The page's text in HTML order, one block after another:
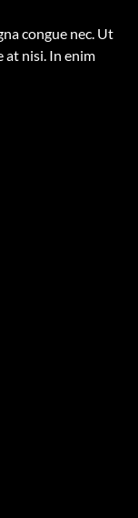
congue nec. Ut
at nisi. In enim